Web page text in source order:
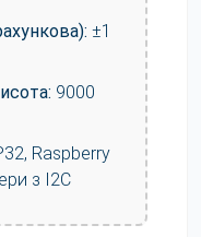
±1
9000
Raspberry
з I2C